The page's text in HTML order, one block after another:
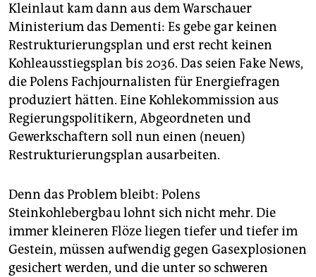
Kleinlaut kam dann aus dem Warschauer
Ministerium das Dementi: Es gebe gar keinen
Restrukturierungsplan und erst recht keinen
Kohleausstiegsplan bis 2036. Das seien Fake News,
die Polens Fachjournalisten für Energiefragen
produziert hätten. Eine Kohlekommission aus
Regierungspolitikern, Abgeordneten und
Gewerkschaftern soll nun einen (neuen)
Restrukturierungsplan ausarbeiten.
Denn das Problem bleibt: Polens
Steinkohlebergbau lohnt sich nicht mehr. Die
immer kleineren Flöze liegen tiefer und tiefer im
Gestein, müssen aufwendig gegen Gasexplosionen
gesichert werden, und die unter so schweren